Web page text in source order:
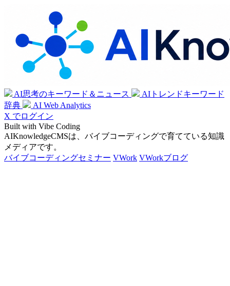
AI思考のキーワード＆ニュース
AIトレンドキーワード
辞典
AI Web Analytics
X でログイン
Built with Vibe Coding
AIKnowledgeCMSは、バイブコーディングで育てている知識
メディアです。
バイブコーディングセミナー VWork VWorkブログ